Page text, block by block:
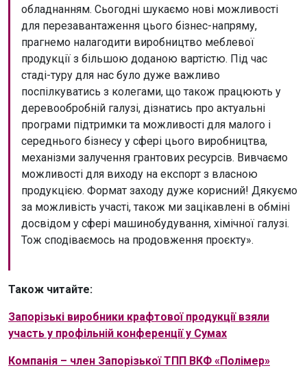
обладнанням. Сьогодні шукаємо нові можливості
для перезавантаження цього бізнес-напряму,
прагнемо налагодити виробництво меблевої
продукції з більшою доданою вартістю. Під час
стаді-туру для нас було дуже важливо
поспілкуватись з колегами, що також працюють у
деревообробній галузі, дізнатись про актуальні
програми підтримки та можливості для малого і
середнього бізнесу у сфері цього виробництва,
механізми залучення грантових ресурсів. Вивчаємо
можливості для виходу на експорт з власною
продукцією. Формат заходу дуже корисний! Дякуємо
за можливість участі, також ми зацікавлені в обміні
досвідом у сфері машинобудування, хімічної галузі.
Тож сподіваємось на продовження проєкту».
Також читайте:
Запорізькі виробники крафтової продукції взяли
участь у профільній конференції у Сумах
Компанія – член Запорізької ТПП ВКФ «Полімер»